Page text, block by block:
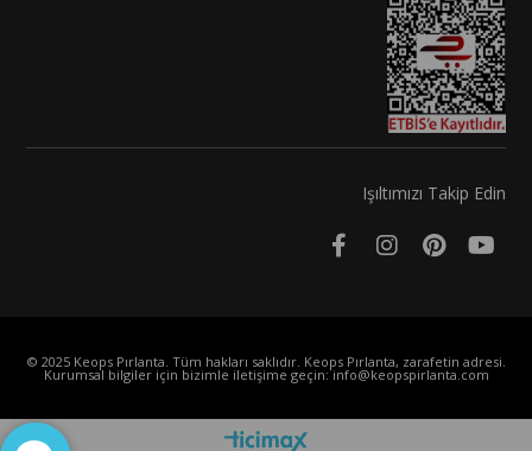
Işıltımızı Takip Edin
© 2025 Keops Pırlanta. Tüm hakları saklıdır. Keops Pırlanta, zarafetin adresi.
Kurumsal bilgiler için bizimle iletişime geçin:info@keopspirlanta.com